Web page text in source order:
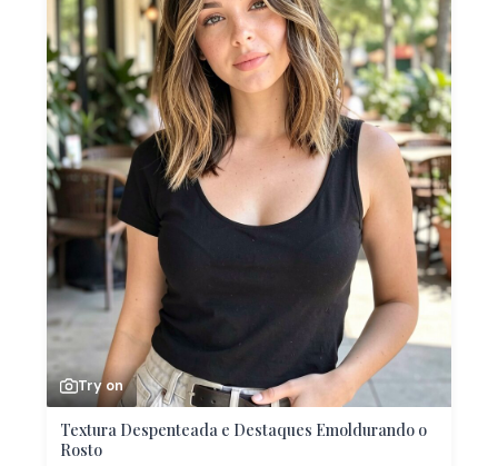
Try on
Textura Despenteada e Destaques Emoldurando o
Rosto